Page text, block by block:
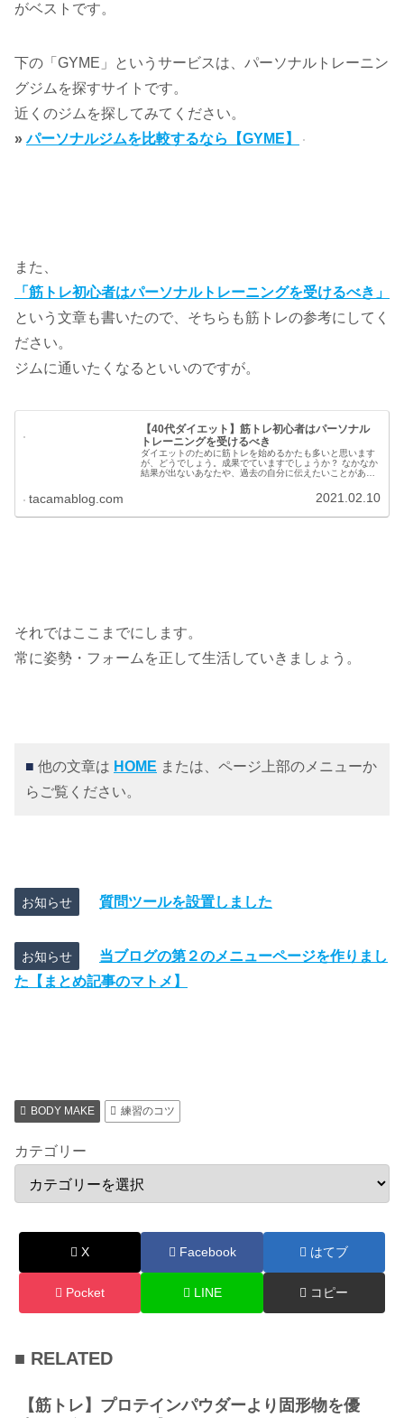
がベストです。
下の「GYME」というサービスは、パーソナルトレーニン
グジムを探すサイトです。
近くのジムを探してみてください。
»パーソナルジムを比較するなら【GYME】
また、
「筋トレ初心者はパーソナルトレーニングを受けるべき」
という文章も書いたので、そちらも筋トレの参考にしてく
ださい。
ジムに通いたくなるといいのですが。
【40代ダイエット】筋トレ初心者はパーソナル
トレーニングを受けるべき
ダイエットのために筋トレを始めるかたも多いと思います
が、どうでしょう。成果でていますでしょうか？ なかなか
結果が出ないあなたや、過去の自分に伝えたいことがあり
tacamablog.com 2021.02.10
それではここまでにします。
常に姿勢・フォームを正して生活していきましょう。
■ 他の文章は HOME または、ページ上部のメニューか
らご覧ください。
お知らせ 質問ツールを設置しました
お知らせ
当ブログの第２のメニューページを作りまし
た【まとめ記事のマトメ】
BODY MAKE 練習のコツ
カテゴリー
X Facebook はてブ
Pocket LINE コピー
■ RELATED
【筋トレ】プロテインパウダーより固形物を優